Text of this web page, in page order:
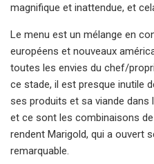
magnifique et inattendue, et
Le menu est un mélange en
européens et nouveaux
toutes les envies du chef/
ce stade, il est presque inutile
ses produits et sa viande
et ce sont les combinaisons
rendent Marigold, qui a ouvert
remarquable.